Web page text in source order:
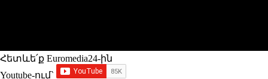
Հետևե՛ք Euromedia24-ին
Youtube-ում`